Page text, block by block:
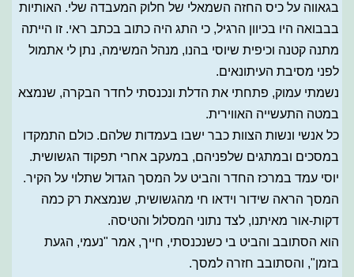
בגאווה על כיס החזה השמאלי של חלוק המעבדה שלי. האותיות
בבבואה היו בכיוון הרגיל, כי התג היה כתוב בכתב ראי. זו הייתה
מתנה קטנה וכיפית שיוסי בהנו, מנהל המשימה, נתן לי אתמול
לפני מסיבת העיתונאים.
נשמתי עמוק, פתחתי את הדלת ונכנסתי לחדר הבקרה, שנמצא
במטה התעשייה האווירית.
כל אנשי ונשות הצוות כבר ישבו בעמדות שלהם. כולם התמקדו
במסכים ובמתגים שלפניהם, במעקב אחרי תפקוד הגשושית.
יוסי עמד במרכז החדר והביט על המסך הגדול שתלוי על הקיר.
המסך הראה שידור וידאו חי מהגשושית, שנמצאת רק כמה
דקות-אור מאיתנו, לצד נתוני המסלול והטיסה.
הוא הסתובב והביט בי כשנכנסתי, חייך, אמר "נעמי, הגעת
בזמן", והסתובב חזרה למסך.